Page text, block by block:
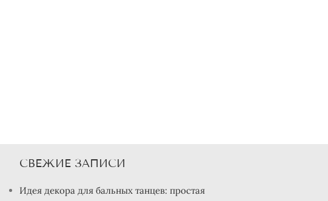
СВЕЖИЕ ЗАПИСИ
Идея декора для бальных танцев: простая